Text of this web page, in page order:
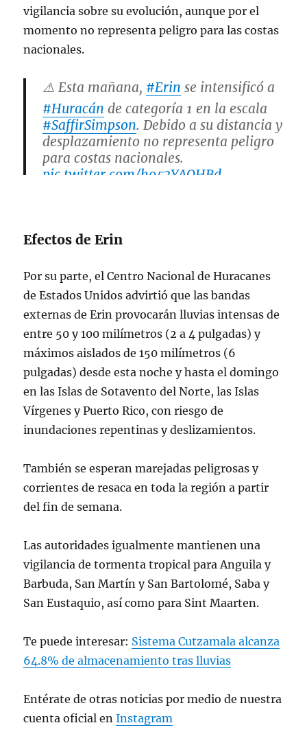
vigilancia sobre su evolución, aunque por el
momento no representa peligro para las costas
nacionales.
⚠️ Esta mañana, #Erin se intensificó a
#Huracán de categoría 1 en la escala
#SaffirSimpson. Debido a su distancia y
desplazamiento no representa peligro
para costas nacionales.
pic.twitter.com/h953YAQHBd
Efectos de Erin
Por su parte, el Centro Nacional de Huracanes
de Estados Unidos advirtió que las bandas
externas de Erin provocarán lluvias intensas de
entre 50 y 100 milímetros (2 a 4 pulgadas) y
máximos aislados de 150 milímetros (6
pulgadas) desde esta noche y hasta el domingo
en las Islas de Sotavento del Norte, las Islas
Vírgenes y Puerto Rico, con riesgo de
inundaciones repentinas y deslizamientos.
También se esperan marejadas peligrosas y
corrientes de resaca en toda la región a partir
del fin de semana.
Las autoridades igualmente mantienen una
vigilancia de tormenta tropical para Anguila y
Barbuda, San Martín y San Bartolomé, Saba y
San Eustaquio, así como para Sint Maarten.
Te puede interesar: Sistema Cutzamala alcanza
64.8% de almacenamiento tras lluvias
Entérate de otras noticias por medio de nuestra
cuenta oficial enInstagram